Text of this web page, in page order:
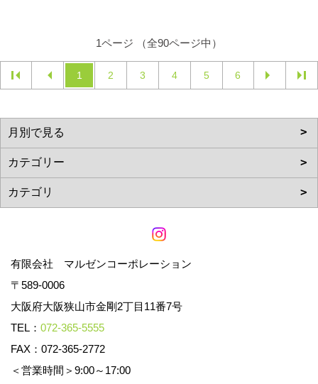
1ページ （全90ページ中）
1 2 3 4 5 6
有限会社 マルゼンコーポレーション
〒589-0006
大阪府大阪狭山市金剛2丁目11番7号
TEL： 072-365-5555
FAX：072-365-2772
＜営業時間＞9:00～17:00